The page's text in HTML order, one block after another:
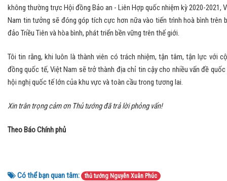
không thường trực Hội đồng Bảo an - Liên Hợp quốc nhiệm kỳ 2020-2021,
Nam tin tưởng sẽ đóng góp tích cực hơn nữa vào tiến trình hoà bình trên
đảo Triều Tiên và hòa bình, phát triển bền vững trên thế giới.
Tôi tin rằng, khi luôn là thành viên có trách nhiệm, tận tâm, tận lực với
đồng quốc tế, Việt Nam sẽ trở thành địa chỉ tin cậy cho nhiều vấn đề quốc
hội nghị quốc tế lớn của khu vực và toàn cầu trong tương lai.
Xin trân trọng cảm ơn Thủ tướng đã trả lời phỏng vấn!
Theo Báo Chính phủ
Có thể bạn quan tâm:
thủ tướng Nguyễn Xuân Phúc